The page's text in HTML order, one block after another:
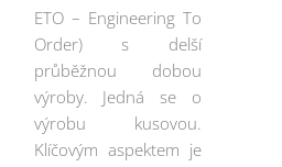
ETO – Engineering To
Order) s delší
průběžnou dobou
výroby. Jedná se o
výrobu kusovou.
Klíčovým aspektem je